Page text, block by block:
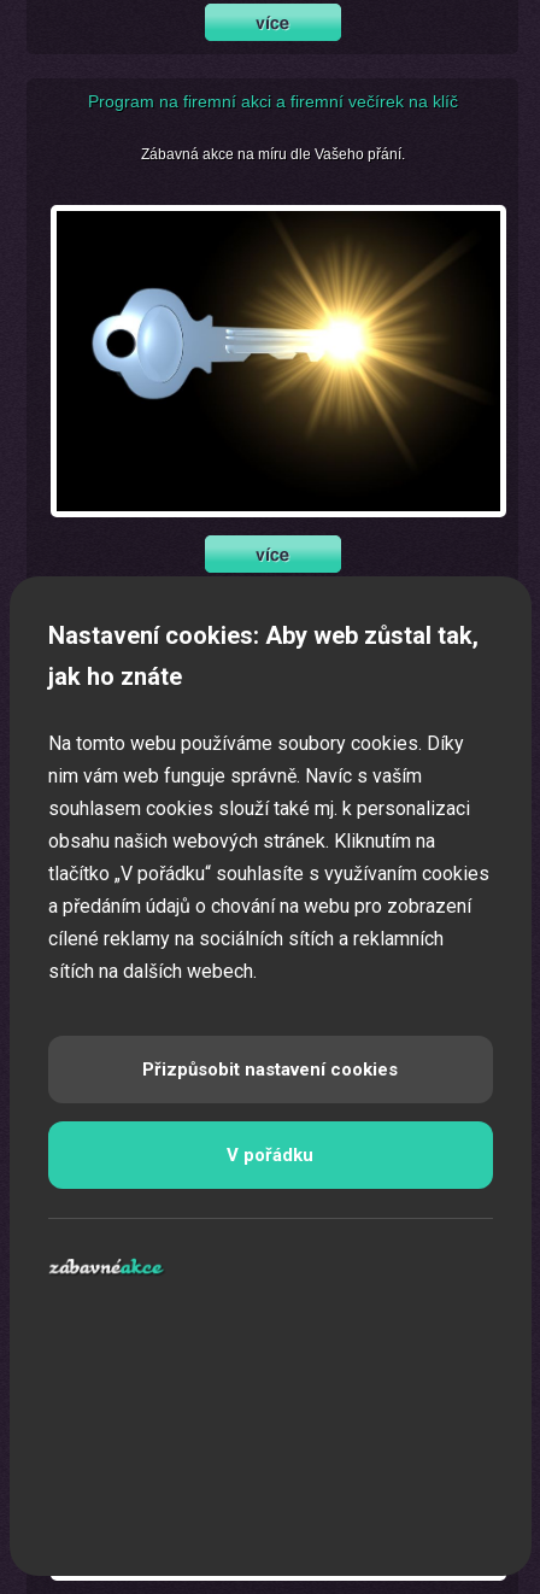
Program na firemní akci a firemní večírek na klíč
Zábavná akce na míru dle Vašeho přání.
Oslava narozenin s animátorem
Uspořádáme pro vaše děti nezapomenutelnou oslavu.
Nastavení cookies: Aby web zůstal tak,
jak ho znáte
Na tomto webu používáme soubory cookies. Díky
nim vám web funguje správně. Navíc s vaším
souhlasem cookies slouží také mj. k personalizaci
obsahu našich webových stránek. Kliknutím na
tlačítko „V pořádku“ souhlasíte s využívaním cookies
a předáním údajů o chování na webu pro zobrazení
cílené reklamy na sociálních sítích a reklamních
sítích na dalších webech.
Přizpůsobit nastavení cookies
V pořádku